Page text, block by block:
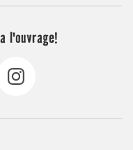
l'ouvrage!